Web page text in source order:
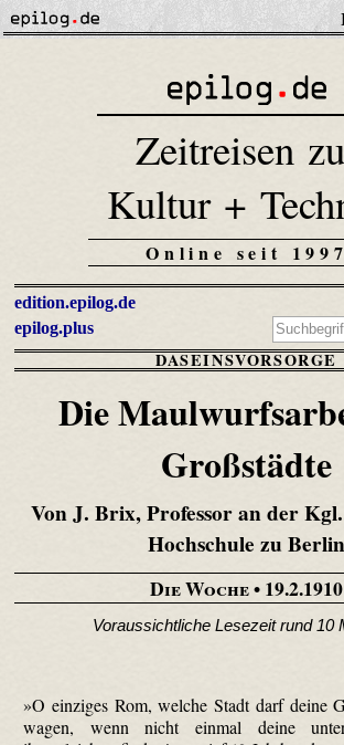
Zeitreisen
Kultur +
Online seit 1997
edition.epilog.de
epilog.plus
DASEINSVORSORGE
Die
Großstädte
Von J. Brix, Professor an der
Hochschule zu Berlin
Die Woche• 19.2.1910
Voraussichtliche Lesezeit rund 10
»O einziges Rom, welche Stadt darf deine
wagen, wenn nicht einmal deine